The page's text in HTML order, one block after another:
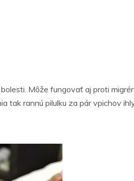
Môže fungovať aj proti
tak rannú pilulku za pár vpichov